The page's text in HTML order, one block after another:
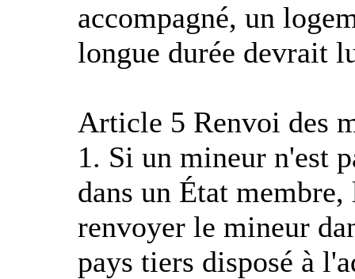
accompagné, un
longue durée devrait
Article 5 Renvoi des
1. Si un mineur n'est
dans un État
renvoyer le mineur
pays tiers disposé à